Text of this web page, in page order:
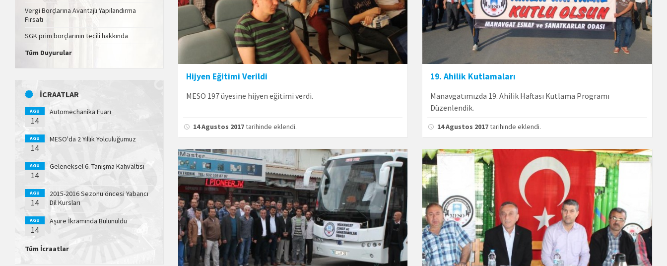
Hijyen Eğitimi Verildi
MESO 197 üyesine hijyen eğitimi verdi.
14 Agustos 2017tarihinde eklendi.
19. Ahilik Kutlamaları
Manavgatımızda 19. Ahilik Haftası Kutlama Programı
Düzenlendik.
14 Agustos 2017tarihinde eklendi.
Vergi Borçlarına Avantajlı Yapılandırma
Fırsatı
SGK prim borçlarının tecili hakkında
Tüm Duyurular
İCRAATLAR
AGU
14
Automechanika Fuarı
AGU
14
MESO'da 2 Yıllık Yolculuğumuz
AGU
14
Geleneksel 6. Tanışma Kahvaltısı
AGU
14
2015-2016 Sezonu öncesi Yabancı
Dil Kursları
AGU
14
Aşure İkramında Bulunuldu
Tüm İcraatlar